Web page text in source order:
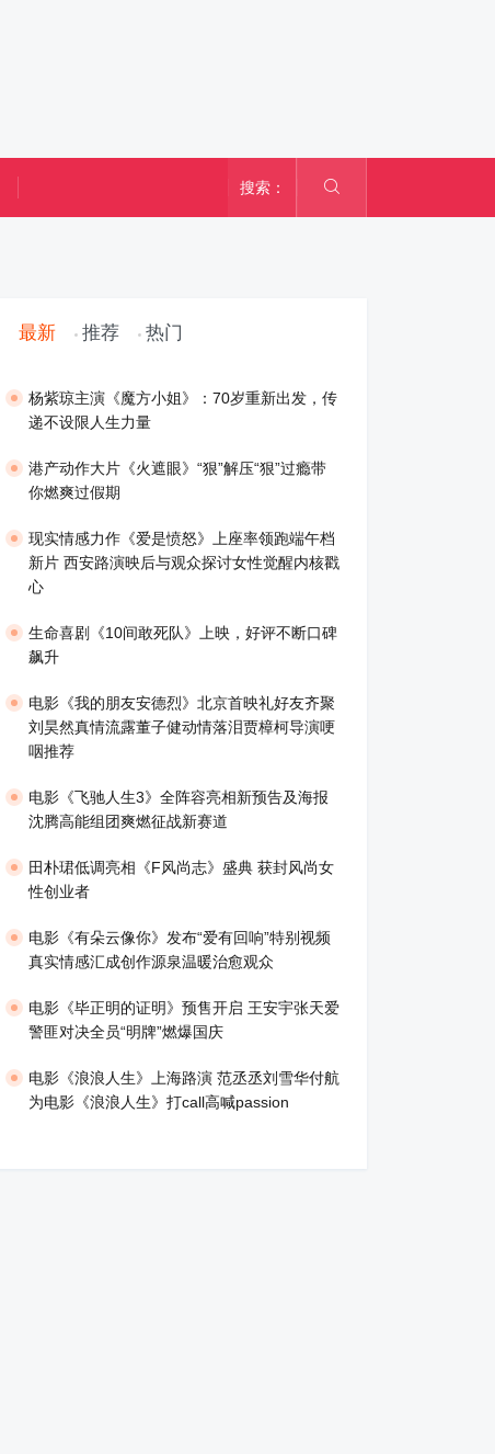
搜索：
最新 推荐 热门
​杨紫琼主演《魔方小姐》：70岁重新出发，传
递不设限人生力量
港产动作大片《火遮眼》“狠”解压“狠”过瘾带
你燃爽过假期
现实情感力作《爱是愤怒》上座率领跑端午档
新片 西安路演映后与观众探讨女性觉醒内核戳
心
生命喜剧《10间敢死队》上映，好评不断口碑
飙升
​电影《我的朋友安德烈》北京首映礼好友齐聚
刘昊然真情流露董子健动情落泪贾樟柯导演哽
咽推荐
电影《飞驰人生3》全阵容亮相新预告及海报
沈腾高能组团爽燃征战新赛道
田朴珺低调亮相《F风尚志》盛典 获封风尚女
性创业者
电影《有朵云像你》发布“爱有回响”特别视频
真实情感汇成创作源泉温暖治愈观众
​电影《毕正明的证明》预售开启 王安宇张天爱
警匪对决全员“明牌”燃爆国庆
​电影《浪浪人生》上海路演 范丞丞刘雪华付航
为电影《浪浪人生》打call高喊passion